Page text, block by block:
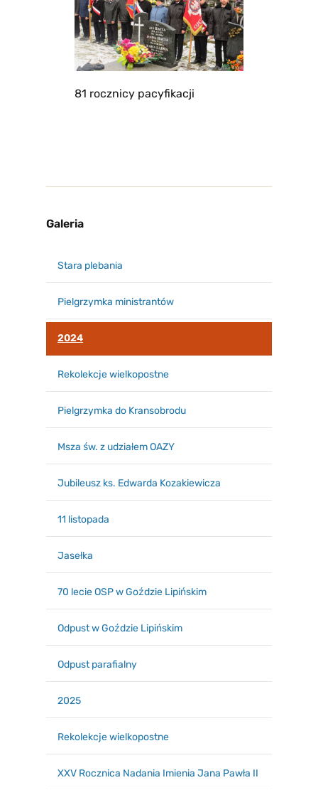
81 rocznicy pacyfikacji
Galeria
Stara plebania
Pielgrzymka ministrantów
2024
Rekolekcje wielkopostne
Pielgrzymka do Kransobrodu
Msza św. z udziałem OAZY
Jubileusz ks. Edwarda Kozakiewicza
11 listopada
Jasełka
70 lecie OSP w Goździe Lipińskim
Odpust w Goździe Lipińskim
Odpust parafialny
2025
Rekolekcje wielkopostne
XXV Rocznica Nadania Imienia Jana Pawła II